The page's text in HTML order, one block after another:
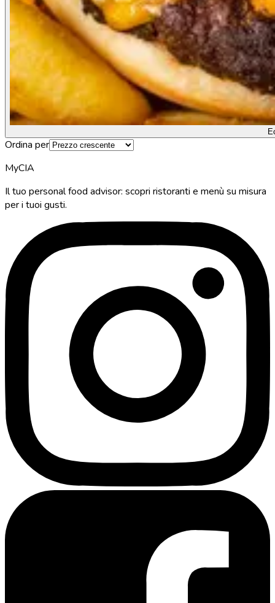
Ordina per
MyCIA
Il tuo personal food advisor: scopri ristoranti e menù su misura
per i tuoi gusti.